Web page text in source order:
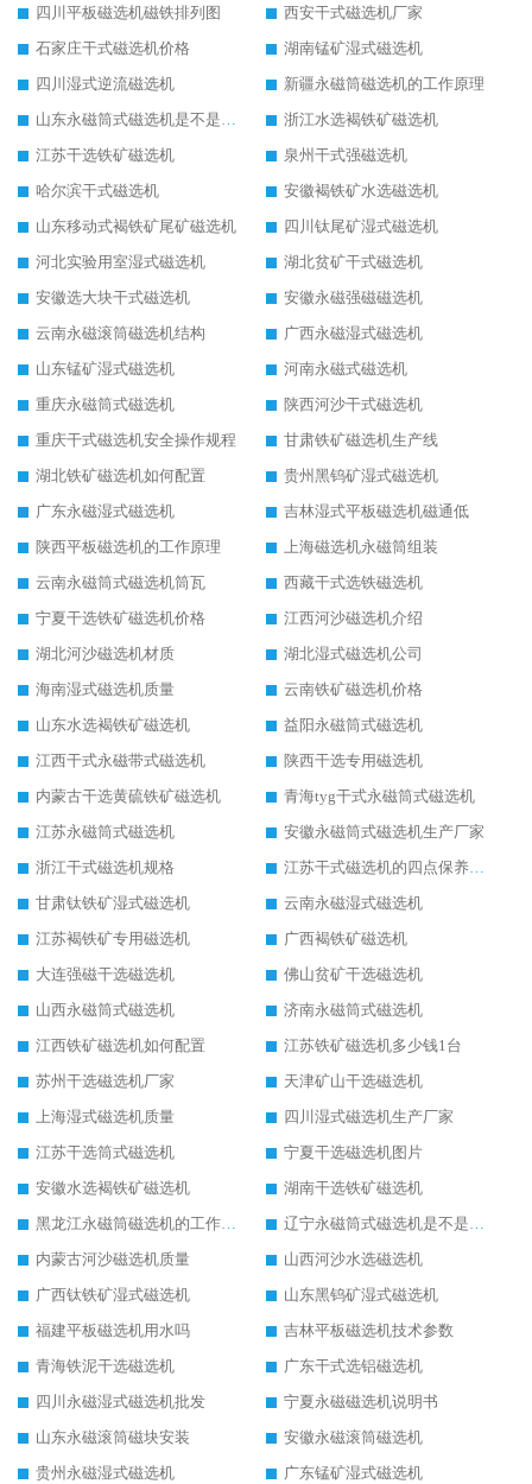
四川平板磁选机磁铁排列图
西安干式磁选机厂家
石家庄干式磁选机价格
湖南锰矿湿式磁选机
四川湿式逆流磁选机
新疆永磁筒磁选机的工作原理
山东永磁筒式磁选机是不是强磁
浙江水选褐铁矿磁选机
江苏干选铁矿磁选机
泉州干式强磁选机
哈尔滨干式磁选机
安徽褐铁矿水选磁选机
山东移动式褐铁矿尾矿磁选机
四川钛尾矿湿式磁选机
河北实验用室湿式磁选机
湖北贫矿干式磁选机
安徽选大块干式磁选机
安徽永磁强磁磁选机
云南永磁滚筒磁选机结构
广西永磁湿式磁选机
山东锰矿湿式磁选机
河南永磁式磁选机
重庆永磁筒式磁选机
陕西河沙干式磁选机
重庆干式磁选机安全操作规程
甘肃铁矿磁选机生产线
湖北铁矿磁选机如何配置
贵州黑钨矿湿式磁选机
广东永磁湿式磁选机
吉林湿式平板磁选机磁通低
陕西平板磁选机的工作原理
上海磁选机永磁筒组装
云南永磁筒式磁选机筒瓦
西藏干式选铁磁选机
宁夏干选铁矿磁选机价格
江西河沙磁选机介绍
湖北河沙磁选机材质
湖北湿式磁选机公司
海南湿式磁选机质量
云南铁矿磁选机价格
山东水选褐铁矿磁选机
益阳永磁筒式磁选机
江西干式永磁带式磁选机
陕西干选专用磁选机
内蒙古干选黄硫铁矿磁选机
青海tyg干式永磁筒式磁选机
江苏永磁筒式磁选机
安徽永磁筒式磁选机生产厂家
浙江干式磁选机规格
江苏干式磁选机的四点保养秘籍
甘肃钛铁矿湿式磁选机
云南永磁湿式磁选机
江苏褐铁矿专用磁选机
广西褐铁矿磁选机
大连强磁干选磁选机
佛山贫矿干选磁选机
山西永磁筒式磁选机
济南永磁筒式磁选机
江西铁矿磁选机如何配置
江苏铁矿磁选机多少钱1台
苏州干选磁选机厂家
天津矿山干选磁选机
上海湿式磁选机质量
四川湿式磁选机生产厂家
江苏干选筒式磁选机
宁夏干选磁选机图片
安徽水选褐铁矿磁选机
湖南干选铁矿磁选机
黑龙江永磁筒磁选机的工作原理
辽宁永磁筒式磁选机是不是强磁
内蒙古河沙磁选机质量
山西河沙水选磁选机
广西钛铁矿湿式磁选机
山东黑钨矿湿式磁选机
福建平板磁选机用水吗
吉林平板磁选机技术参数
青海铁泥干选磁选机
广东干式选铝磁选机
四川永磁湿式磁选机批发
宁夏永磁磁选机说明书
山东永磁滚筒磁块安装
安徽永磁滚筒磁选机
贵州永磁湿式磁选机
广东锰矿湿式磁选机